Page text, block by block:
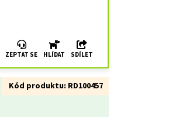
ZEPTAT SE HLÍDAT SDÍLET
Kód produktu: RD100457